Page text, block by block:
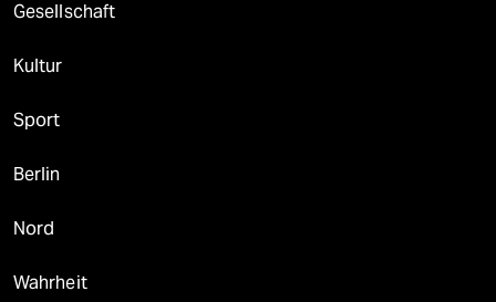
Gesellschaft
Kultur
Sport
Berlin
Nord
Wahrheit